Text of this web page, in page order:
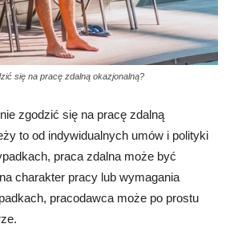
się na pracę zdalną okazjonalną?
zgodzić się na pracę zdalną
to od indywidualnych umów i polityki
praca zdalna może być
charakter pracy lub wymagania
pracodawca może po prostu